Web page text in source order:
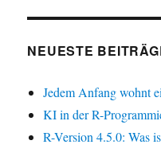
NEUESTE
Jedem Anfang wohnt
KI in der R-
R-Version 4.5.0: Was